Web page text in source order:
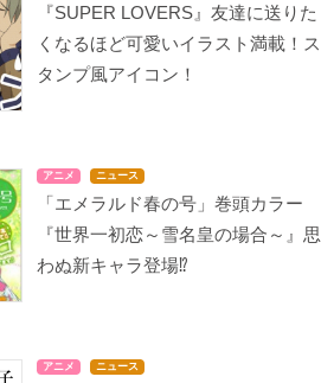
『SUPER LOVERS』友達に送りた
くなるほど可愛いイラスト満載！ス
タンプ風アイコン！
アニメ ニュース
「エメラルド春の号」巻頭カラー
『世界一初恋～雪名皇の場合～』思
わぬ新キャラ登場⁉︎
アニメ ニュース